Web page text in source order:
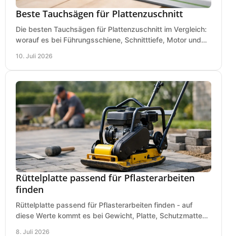
Beste Tauchsägen für Plattenzuschnitt
Die besten Tauchsägen für Plattenzuschnitt im Vergleich:
worauf es bei Führungsschiene, Schnitttiefe, Motor und
10. Juli 2026
Rüttelplatte passend für Pflasterarbeiten
finden
Rüttelplatte passend für Pflasterarbeiten finden - auf
diese Werte kommt es bei Gewicht, Platte, Schutzmatte
8. Juli 2026